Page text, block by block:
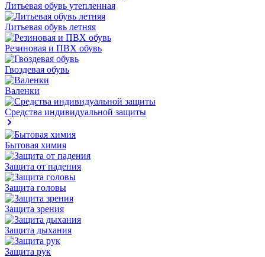
Литьевая обувь утепленная
Литьевая обувь летняя
Резиновая и ПВХ обувь
Гвоздевая обувь
Валенки
Средства индивидуальной защиты
Бытовая химия
Защита от падения
Защита головы
Защита зрения
Защита дыхания
Защита рук